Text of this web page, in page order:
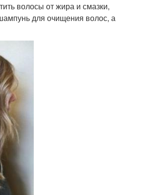
волосы от жира и смазки,
для очищения волос, а